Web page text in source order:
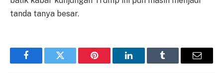
tanda tanya besar.
FacebookTwitter Pinterest LinkedInTumblr Email